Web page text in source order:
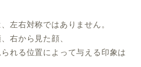
左右対称ではありません。
右から見た顔、
られる位置によって与える印象は